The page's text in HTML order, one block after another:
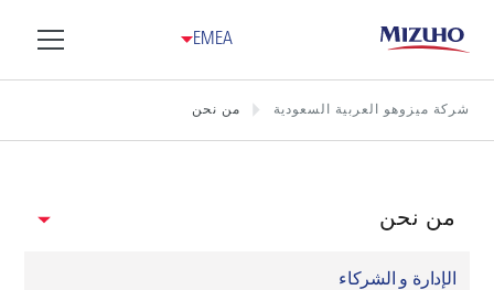
EMEA
شركة ميزوهو العربية السعودية من نحن
من نحن
الإدارة و الشركاء